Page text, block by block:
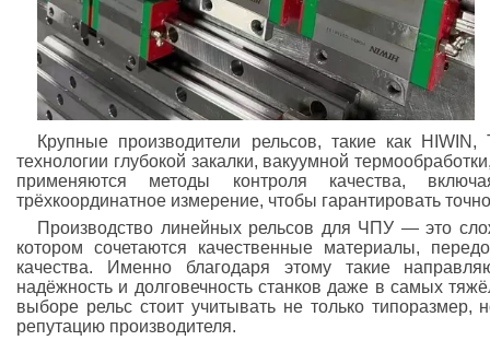
Крупные производители рельсов, такие как
технологии глубокой закалки, вакуумной
применяются методы контроля качества,
трёхкоординатное измерение, чтобы гарантировать
Производство линейных рельсов для ЧПУ — это
котором сочетаются качественные материалы,
качества. Именно благодаря этому такие
надёжность и долговечность станков даже в самых
выборе рельс стоит учитывать не только
репутацию производителя.